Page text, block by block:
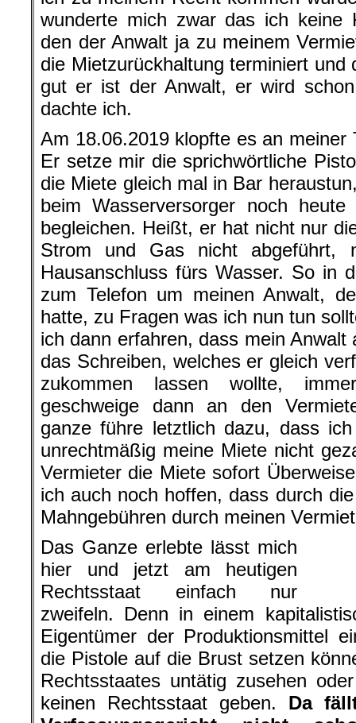
wunderte mich zwar das ich keine
den der Anwalt ja zu meinem
die Mietzurückhaltung terminiert und
gut er ist der Anwalt, er wird
dachte ich.
Am 18.06.2019 klopfte es an meiner
Er setze mir die sprichwörtliche
die Miete gleich mal in Bar
beim Wasserversorger noch
begleichen. Heißt, er hat nicht nur
Strom und Gas nicht abgeführt,
Hausanschluss fürs Wasser. So in
zum Telefon um meinen Anwalt,
hatte, zu Fragen was ich nun tun
ich dann erfahren, dass mein
das Schreiben, welches er gleich
zukommen lassen wollte,
geschweige dann an den
ganze führe letztlich dazu, dass
unrechtmäßig meine Miete nicht
Vermieter die Miete sofort
ich auch noch hoffen, dass durch
Mahngebühren durch meinen
Das Ganze erlebte lässt mich
hier und jetzt am heutigen
Rechtsstaat einfach nur
zweifeln. Denn in einem
Eigentümer der Produktionsmittel
die Pistole auf die Brust setzen
Rechtsstaates untätig zusehen
keinen Rechtsstaat geben. Da